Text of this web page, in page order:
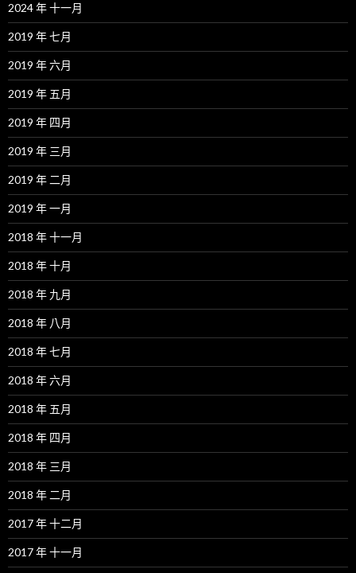
2024 年 十一月
2019 年 七月
2019 年 六月
2019 年 五月
2019 年 四月
2019 年 三月
2019 年 二月
2019 年 一月
2018 年 十一月
2018 年 十月
2018 年 九月
2018 年 八月
2018 年 七月
2018 年 六月
2018 年 五月
2018 年 四月
2018 年 三月
2018 年 二月
2017 年 十二月
2017 年 十一月